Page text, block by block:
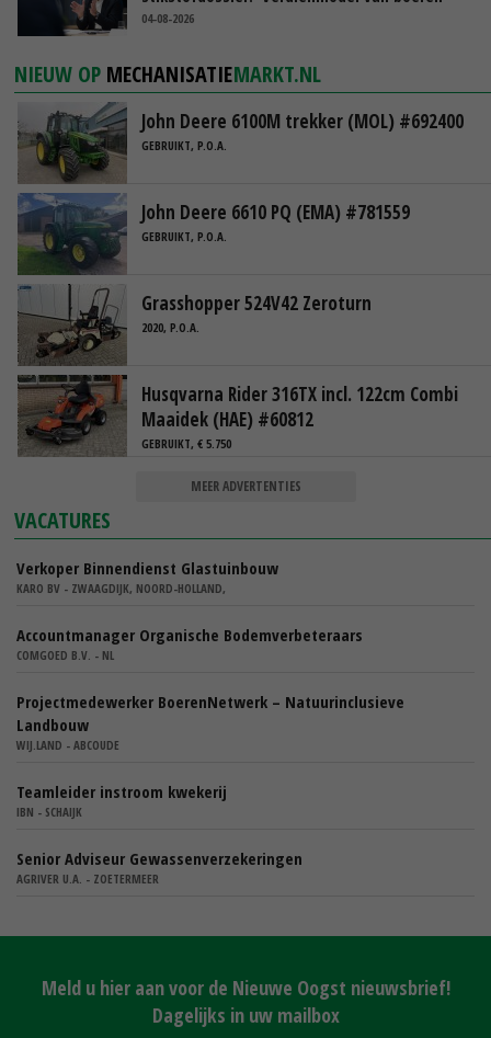
blijft cruciaal’
04-08-2026
NIEUW OP MECHANISATIEMARKT.NL
John Deere 6100M trekker (MOL) #692400
GEBRUIKT, P.O.A.
John Deere 6610 PQ (EMA) #781559
GEBRUIKT, P.O.A.
Grasshopper 524V42 Zeroturn
2020, P.O.A.
Husqvarna Rider 316TX incl. 122cm Combi
Maaidek (HAE) #60812
GEBRUIKT, € 5.750
MEER ADVERTENTIES
VACATURES
Verkoper Binnendienst Glastuinbouw
KARO BV - ZWAAGDIJK, NOORD-HOLLAND,
Accountmanager Organische Bodemverbeteraars
COMGOED B.V. - NL
Projectmedewerker BoerenNetwerk – Natuurinclusieve
Landbouw
WIJ.LAND - ABCOUDE
Teamleider instroom kwekerij
IBN - SCHAIJK
Senior Adviseur Gewassenverzekeringen
AGRIVER U.A. - ZOETERMEER
Meld u hier aan voor de Nieuwe Oogst nieuwsbrief!
Dagelijks in uw mailbox